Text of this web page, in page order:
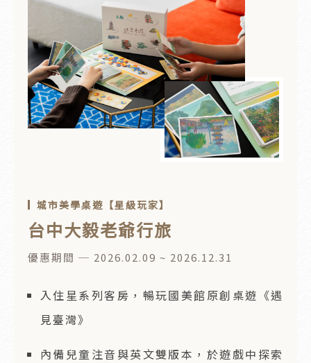
城市美學桌遊【星級玩家】
台中大毅老爺行旅
優惠期間 ─ 2026.02.09 ~ 2026.12.31
入住星系列客房，暢玩國美館原創桌遊《遇
見臺灣》
內備兒童注音與英文雙版本，於遊戲中探索